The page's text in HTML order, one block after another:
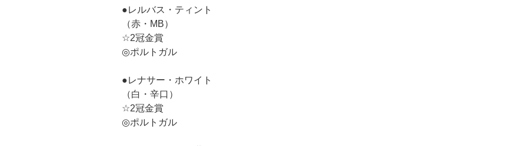
●レルバス・ティント
（赤・MB）
☆2冠金賞
◎ポルトガル
●レナサー・ホワイト
（白・辛口）
☆2冠金賞
◎ポルトガル